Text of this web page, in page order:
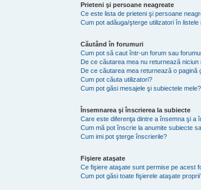
Prieteni şi persoane neagreate
Ce este lista de prieteni şi persoane
Cum pot adăuga/şterge utilizatori în
Căutând în forumuri
Cum pot să caut într-un forum sau
De ce căutarea mea nu returnează niciun
De ce căutarea mea returnează o pagină
Cum pot căuta utilizatori?
Cum pot găsi mesajele şi subiectele mele?
Însemnarea şi înscrierea la subiecte
Care este diferenţa dintre a însemna şi a
Cum mă pot înscrie la anumite subiecte
Cum imi pot şterge înscrierile?
Fişiere ataşate
Ce fişiere ataşate sunt permise pe acest
Cum pot găsi toate fişierele ataşate